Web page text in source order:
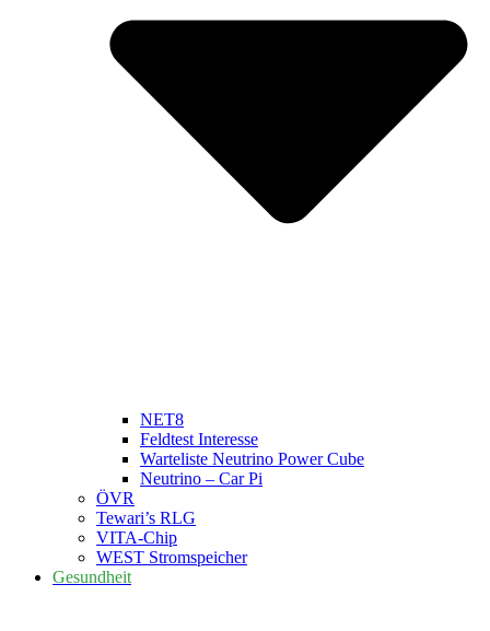
NET8
Feldtest Interesse
Warteliste Neutrino Power Cube
Neutrino – Car Pi
ÖVR
Tewari’s RLG
VITA-Chip
WEST Stromspeicher
Gesundheit